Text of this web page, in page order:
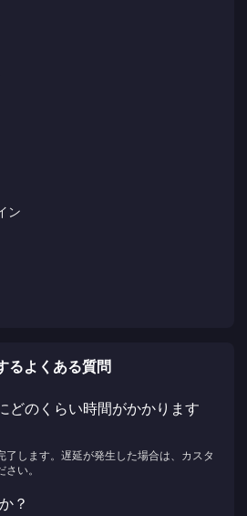
ン
るよくある質問
どのくらい時間がかかります
了します。遅延が発生した場合は、カスタ
い。
？